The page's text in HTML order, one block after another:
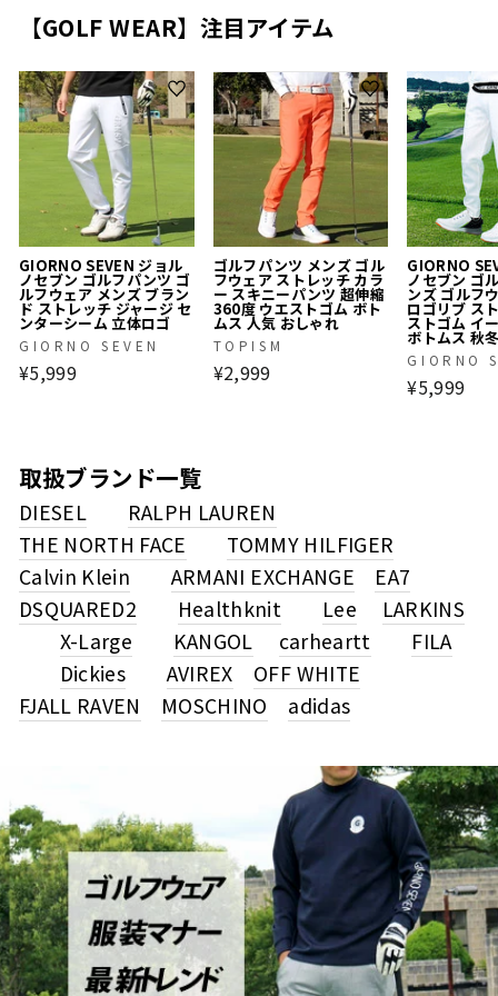
【GOLF WEAR】注目アイテム
GIORNO SEVEN ジョル
ノセブン ゴルフパンツ ゴ
ルフウェア メンズ ブラン
ド ストレッチ ジャージ セ
ンターシーム 立体ロゴ
GIORNO SEVEN
¥5,999
ゴルフパンツ メンズ ゴル
フウェア ストレッチ カラ
ー スキニーパンツ 超伸縮
360度 ウエストゴム ボト
ムス 人気 おしゃれ
TOPISM
¥2,999
GIORNO
ノセブン ゴ
ンズ ゴルフ
ロゴリブ ス
ストゴム イ
ボトムス 秋
GIORNO
¥5,999
取扱ブランド一覧
DIESEL
RALPH LAUREN
THE NORTH FACE
TOMMY HILFIGER
Calvin Klein
ARMANI EXCHANGE
EA7
DSQUARED2
Healthknit Lee
LARKINS
X-Large
KANGOL carheartt
FILA
Dickies
AVIREX
OFF WHITE
FJALL RAVEN
MOSCHINO adidas